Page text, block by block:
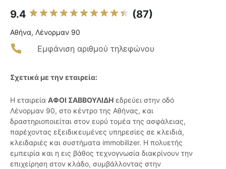
9.4 (87)
Αθήνα, Λένορμαν 90
Εμφάνιση αριθμού τηλεφώνου
Σχετικά με την εταιρεία:
Η εταιρεία ΑΦΟΙ ΣΑΒΒΟΥΛΙΔΗ εδρεύει στην οδό
Λένορμαν 90, στο κέντρο της Αθήνας, και
δραστηριοποιείται στον ευρύ τομέα της ασφάλειας,
παρέχοντας εξειδικευμένες υπηρεσίες σε κλειδιά,
κλειδαριές και συστήματα immobilizer. Η πολυετής
εμπειρία και η εις βάθος τεχνογνωσία διακρίνουν την
επιχείρηση στον κλάδο, συμβάλλοντας στην